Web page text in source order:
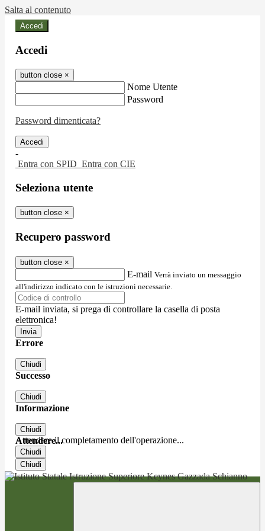
Salta al contenuto
Accedi
Accedi
button close ×
Nome Utente
Password
Password dimenticata?
-
Entra con SPID Entra con CIE
Seleziona utente
button close ×
Recupero password
button close ×
E-mail Verrà inviato un messaggio
all'indirizzo indicato con le istruzioni necessarie.
E-mail inviata, si prega di controllare la casella di posta
elettronica!
Errore
Chiudi
Successo
Chiudi
Informazione
Chiudi
Attendere...
Attendere il completamento dell'operazione...
Chiudi
Chiudi